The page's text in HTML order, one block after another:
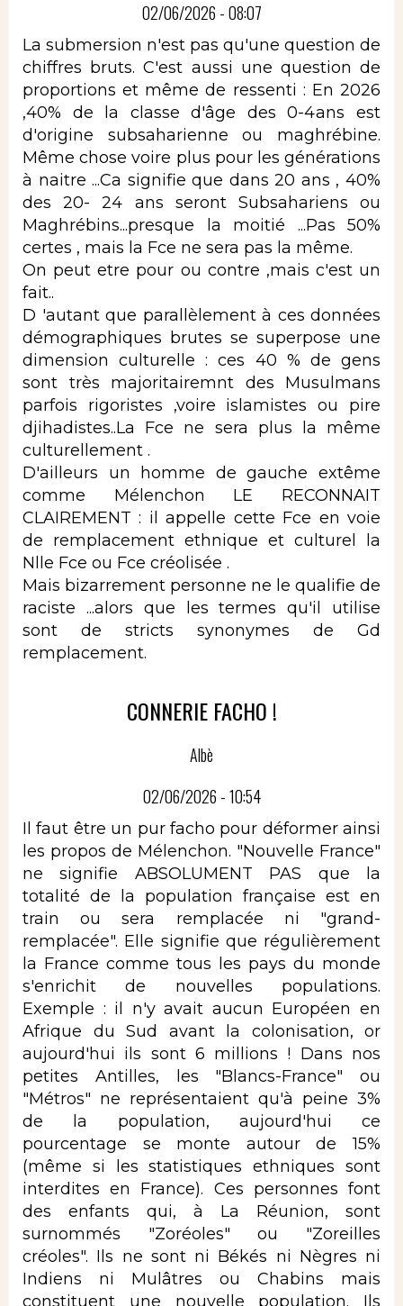
02/06/2026 - 08:07
La submersion n'est pas qu'une question de
chiffres bruts. C'est aussi une question de
proportions et même de ressenti : En 2026
,40% de la classe d'âge des 0-4ans est
d'origine subsaharienne ou maghrébine.
Même chose voire plus pour les générations
à naitre ...Ca signifie que dans 20 ans , 40%
des 20- 24 ans seront Subsahariens ou
Maghrébins...presque la moitié ...Pas 50%
certes , mais la Fce ne sera pas la même.
On peut etre pour ou contre ,mais c'est un
fait..
D 'autant que parallèlement à ces données
démographiques brutes se superpose une
dimension culturelle : ces 40 % de gens
sont très majoritairemnt des Musulmans
parfois rigoristes ,voire islamistes ou pire
djihadistes..La Fce ne sera plus la même
culturellement .
D'ailleurs un homme de gauche extême
comme Mélenchon LE RECONNAIT
CLAIREMENT : il appelle cette Fce en voie
de remplacement ethnique et culturel la
Nlle Fce ou Fce créolisée .
Mais bizarrement personne ne le qualifie de
raciste ...alors que les termes qu'il utilise
sont de stricts synonymes de Gd
remplacement.
CONNERIE FACHO !
Albè
02/06/2026 - 10:54
Il faut être un pur facho pour déformer ainsi
les propos de Mélenchon. "Nouvelle France"
ne signifie ABSOLUMENT PAS que la
totalité de la population française est en
train ou sera remplacée ni "grand-
remplacée". Elle signifie que régulièrement
la France comme tous les pays du monde
s'enrichit de nouvelles populations.
Exemple : il n'y avait aucun Européen en
Afrique du Sud avant la colonisation, or
aujourd'hui ils sont 6 millions ! Dans nos
petites Antilles, les "Blancs-France" ou
"Métros" ne représentaient qu'à peine 3%
de la population, aujourd'hui ce
pourcentage se monte autour de 15%
(même si les statistiques ethniques sont
interdites en France). Ces personnes font
des enfants qui, à La Réunion, sont
surnommés "Zoréoles" ou "Zoreilles
créoles". Ils ne sont ni Békés ni Nègres ni
Indiens ni Mulâtres ou Chabins mais
constituent une nouvelle population. Ils